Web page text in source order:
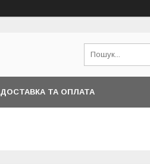
ДОСТАВКА ТА ОПЛАТА